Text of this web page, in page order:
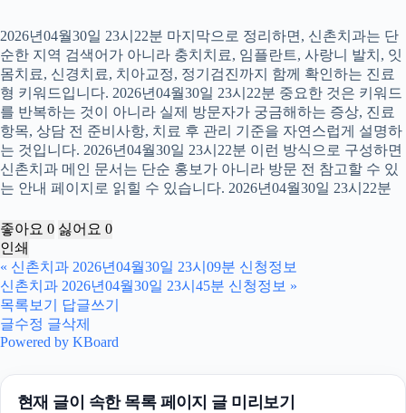
2026년04월30일 23시22분 마지막으로 정리하면, 신촌치과는 단
순한 지역 검색어가 아니라 충치치료, 임플란트, 사랑니 발치, 잇
몸치료, 신경치료, 치아교정, 정기검진까지 함께 확인하는 진료
형 키워드입니다. 2026년04월30일 23시22분 중요한 것은 키워드
를 반복하는 것이 아니라 실제 방문자가 궁금해하는 증상, 진료
항목, 상담 전 준비사항, 치료 후 관리 기준을 자연스럽게 설명하
는 것입니다. 2026년04월30일 23시22분 이런 방식으로 구성하면
신촌치과 메인 문서는 단순 홍보가 아니라 방문 전 참고할 수 있
는 안내 페이지로 읽힐 수 있습니다. 2026년04월30일 23시22분
좋아요 0 싫어요 0
인쇄
« 신촌치과 2026년04월30일 23시09분 신청정보
신촌치과 2026년04월30일 23시45분 신청정보 »
목록보기
답글쓰기
글수정 글삭제
Powered by KBoard
현재 글이 속한 목록 페이지 글 미리보기